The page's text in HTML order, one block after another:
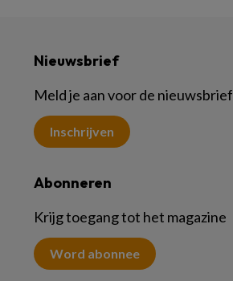
Nieuwsbrief
Meld je aan voor de nieuwsbrief
Inschrijven
Abonneren
Krijg toegang tot het magazine
Word abonnee